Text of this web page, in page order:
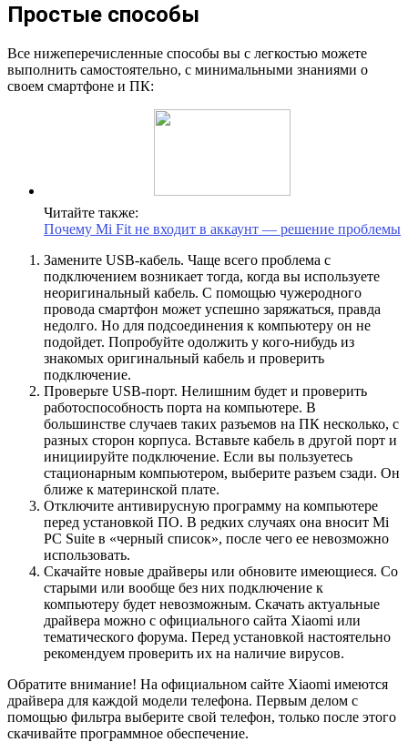
Простые способы
Все нижеперечисленные способы вы с легкостью можете
выполнить самостоятельно, с минимальными знаниями о
своем смартфоне и ПК:
Читайте также:
Почему Mi Fit не входит в аккаунт — решение проблемы
Замените USB-кабель. Чаще всего проблема с
подключением возникает тогда, когда вы используете
неоригинальный кабель. С помощью чужеродного
провода смартфон может успешно заряжаться, правда
недолго. Но для подсоединения к компьютеру он не
подойдет. Попробуйте одолжить у кого-нибудь из
знакомых оригинальный кабель и проверить
подключение.
Проверьте USB-порт. Нелишним будет и проверить
работоспособность порта на компьютере. В
большинстве случаев таких разъемов на ПК несколько, с
разных сторон корпуса. Вставьте кабель в другой порт и
инициируйте подключение. Если вы пользуетесь
стационарным компьютером, выберите разъем сзади. Он
ближе к материнской плате.
Отключите антивирусную программу на компьютере
перед установкой ПО. В редких случаях она вносит Mi
PC Suite в «черный список», после чего ее невозможно
использовать.
Скачайте новые драйверы или обновите имеющиеся. Со
старыми или вообще без них подключение к
компьютеру будет невозможным. Скачать актуальные
драйвера можно с официального сайта Xiaomi или
тематического форума. Перед установкой настоятельно
рекомендуем проверить их на наличие вирусов.
Обратите внимание! На официальном сайте Xiaomi имеются
драйвера для каждой модели телефона. Первым делом с
помощью фильтра выберите свой телефон, только после этого
скачивайте программное обеспечение.